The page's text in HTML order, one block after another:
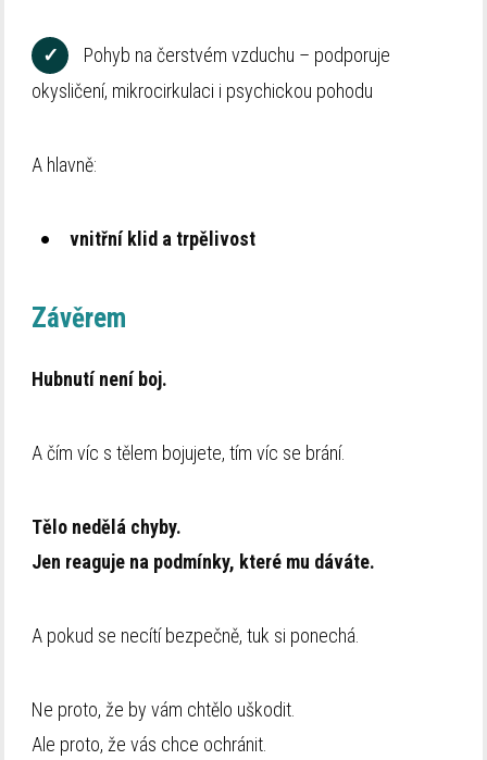
✓
Pohyb na čerstvém vzduchu – podporuje
okysličení, mikrocirkulaci i psychickou pohodu
A hlavně:
vnitřní klid a trpělivost
Závěrem
Hubnutí není boj.
A čím víc s tělem bojujete, tím víc se brání.
Tělo nedělá chyby.
Jen reaguje na podmínky, které mu dáváte.
A pokud se necítí bezpečně, tuk si ponechá.
Ne proto, že by vám chtělo uškodit.
Ale proto, že vás chce ochránit.